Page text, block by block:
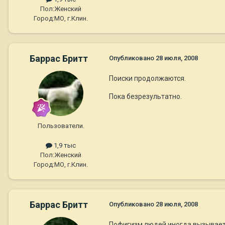
Пол:Женский
Город:МО, г.Клин.
Баррас Бритт
Пользователи.
1,9 тыс
Пол:Женский
Город:МО, г.Клин.
Опубликовано 28 июля, 2008
Поиски продолжаются.
Пока безрезультатно.
Баррас Бритт Опубликовано 28 июля, 2008